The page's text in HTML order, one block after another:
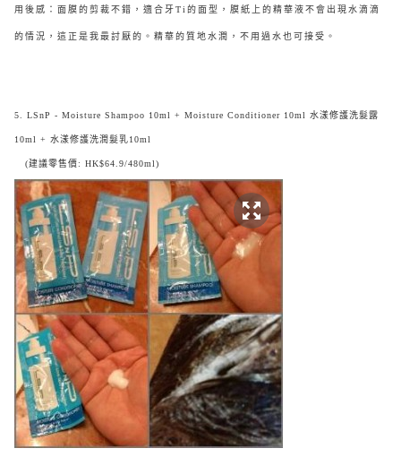
用後感：面膜的剪裁不錯，適合牙Ti的面型，膜紙上的精華液不會出現水滴滴
的情況，這正是我最討厭的。精華的質地水潤，不用過水也可接受。
5. LSnP - Moisture Shampoo 10ml + Moisture Conditioner 10ml 水漾修護洗髮露
10ml + 水漾修護洗潤髮乳10ml
(建議零售價: HK$64.9/480ml)